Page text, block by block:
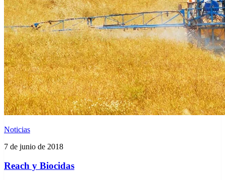
Noticias
7 de junio de 2018
Reach y Biocidas